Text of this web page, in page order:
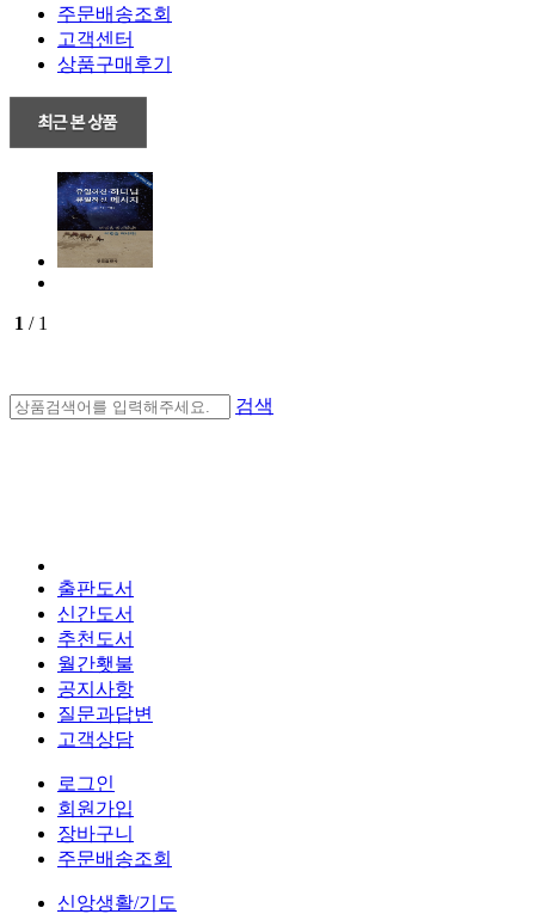
주문배송조회
고객센터
상품구매후기
1 / 1
검색
출판도서
신간도서
추천도서
월간횃불
공지사항
질문과답변
고객상담
로그인
회원가입
장바구니
주문배송조회
신앙생활/기도